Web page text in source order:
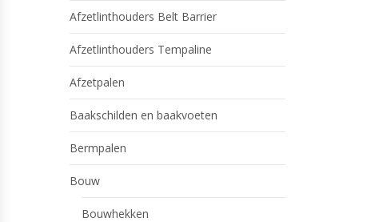
Afzetlinthouders Belt Barrier
Afzetlinthouders Tempaline
Afzetpalen
Baakschilden en baakvoeten
Bermpalen
Bouw
Bouwhekken